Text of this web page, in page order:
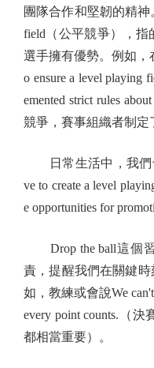
團隊合作和堅韌的精神
field（公平競爭），
選手擁有優勢。例如
o ensure a level playing
emented strict rules
競爭，賽事組織者制定
日常生活中，我們也
ve to create a level
e opportunities for
Drop the ball這個
責，提醒我們在關鍵
如，教練或會說We
every point counts.（
都相當重要）。